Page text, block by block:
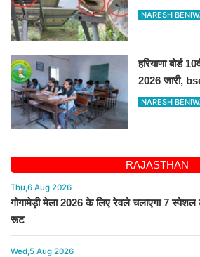
की चोरी
NARESH
हरियाणा बोर्ड
2026 जारी,
NARESH
RAJASTHAN
Thu,6 Aug 2026
गोगामेड़ी मेला 2026 के लिए रेवले चलाएगा 7
रूट
Wed,5 Aug 2026